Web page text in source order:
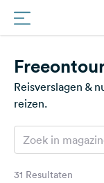
Routes
Campings
Magazine
Partners
Reisverslagen &
reizen.
31 Resultaten